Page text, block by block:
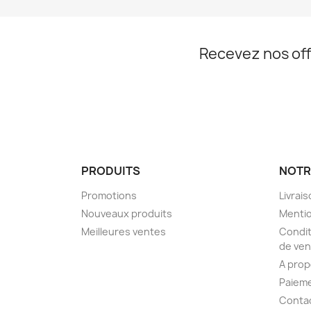
Recevez nos
PRODUITS
Promotions
Nouveaux produits
Meilleures ventes
de
A